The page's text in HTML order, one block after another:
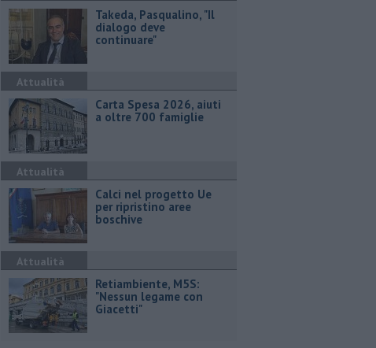
Takeda, Pasqualino, "Il
dialogo deve
continuare"
Attualità
Carta Spesa 2026, aiuti
a oltre 700 famiglie
Attualità
Calci nel progetto Ue
per ripristino aree
boschive
Attualità
Retiambiente, M5S:
"Nessun legame con
Giacetti"